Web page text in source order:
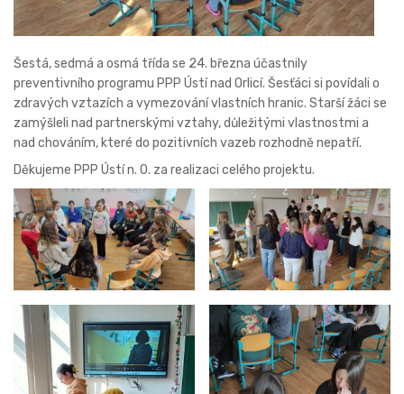
Šestá, sedmá a osmá třída se 24. března účastnily
preventivního programu PPP Ústí nad Orlicí. Šesťáci si povídali o
zdravých vztazích a vymezování vlastních hranic. Starší žáci se
zamýšleli nad partnerskými vztahy, důležitými vlastnostmi a
nad chováním, které do pozitivních vazeb rozhodně nepatří.
Děkujeme PPP Ústí n. O. za realizaci celého projektu.